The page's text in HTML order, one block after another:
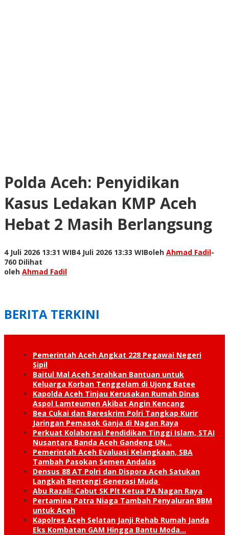
Polda Aceh: Penyidikan
Kasus Ledakan KMP Aceh
Hebat 2 Masih Berlangsung
4 Juli 2026 13:31 WIB4 Juli 2026 13:33 WIBoleh Ahmad Fadil-
760 Dilihat
oleh Ahmad Fadil
BERITA TERKINI
Pemerintah Aceh Angkat 228 Pegawai Negeri
Sipil
Baitul Mal Aceh Serahkan Bantuan untuk
Keluarga Korban Tenggelam di Ujong Batee
Kapolda Aceh Tinjau Kerusakan Rumah Dinas
Aspol Lamteumen Akibat Angin Kencang
Bea Cukai dan Bareskrim Polri Tangkap Kurir
Jaringan Pemasok Ganja di Nagan Raya
Perkuat Kolaborasi Pendidikan Tinggi Islam, STAI
Nusantara Banda Aceh Gandeng UN…
Pemerintah Aceh Evaluasi Kelangkaan, SBA
Tambah Pasokan Semen Andalas
Densus 88 AT Polri dan Dispora Aceh Satukan
Langkah Bentengi Generasi Muda
Abu Razali: Cabut SK Plt Ketua PA Nagan Raya
Pertamina Patra Niaga Tambah Penyaluran BBM
untuk Aceh
Kapolres Aceh Selatan Janji Rehab Rumah Janda
Eks Kombatan GAM Hingga Bantu Moda…